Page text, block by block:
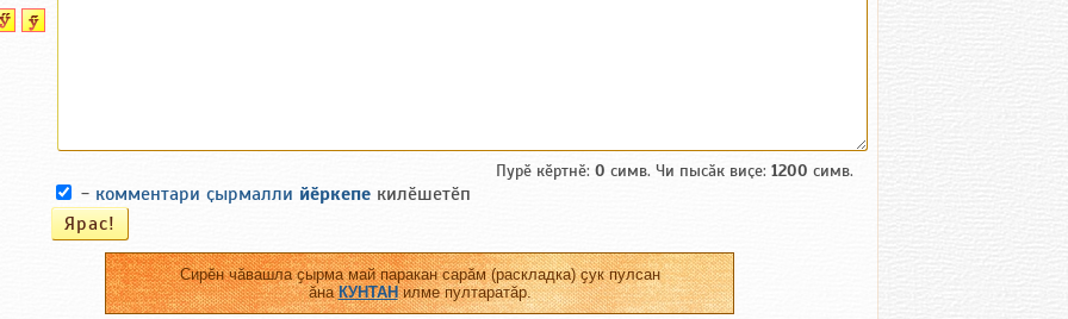
Пурӗ кӗртнӗ: 0 симв. Чи пысӑк виҫе: 1200 симв.
- комментари ҫырмалли йӗркепе килӗшетӗп
Сирӗн чӑвашла ҫырма май паракан сарӑм (раскладка) ҫук пулсан
ӑнаКУНТАНилме пултаратӑр.